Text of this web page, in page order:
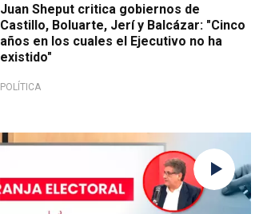
Juan Sheput critica gobiernos de
Castillo, Boluarte, Jerí y Balcázar: "Cinco
años en los cuales el Ejecutivo no ha
existido"
POLÍTICA
Elecciones 2026